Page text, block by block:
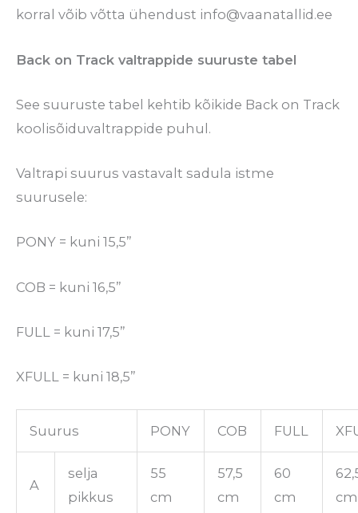
korral võib võtta ühendust info@vaanatallid.ee
Back on Track valtrappide suuruste tabel
See suuruste tabel kehtib kõikide Back on Track
koolisõiduvaltrappide puhul.
Valtrapi suurus vastavalt sadula istme
suurusele:
PONY = kuni 15,5”
COB = kuni 16,5”
FULL = kuni 17,5”
XFULL = kuni 18,5”
Suurus PONY COB FULL
A
selja
pikkus
55
cm
57,5
cm
60
cm
cm